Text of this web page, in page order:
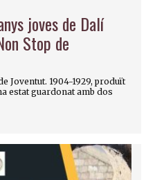
joves de Dalí
Stop de
Joventut. 1904-1929, produït
estat guardonat amb dos